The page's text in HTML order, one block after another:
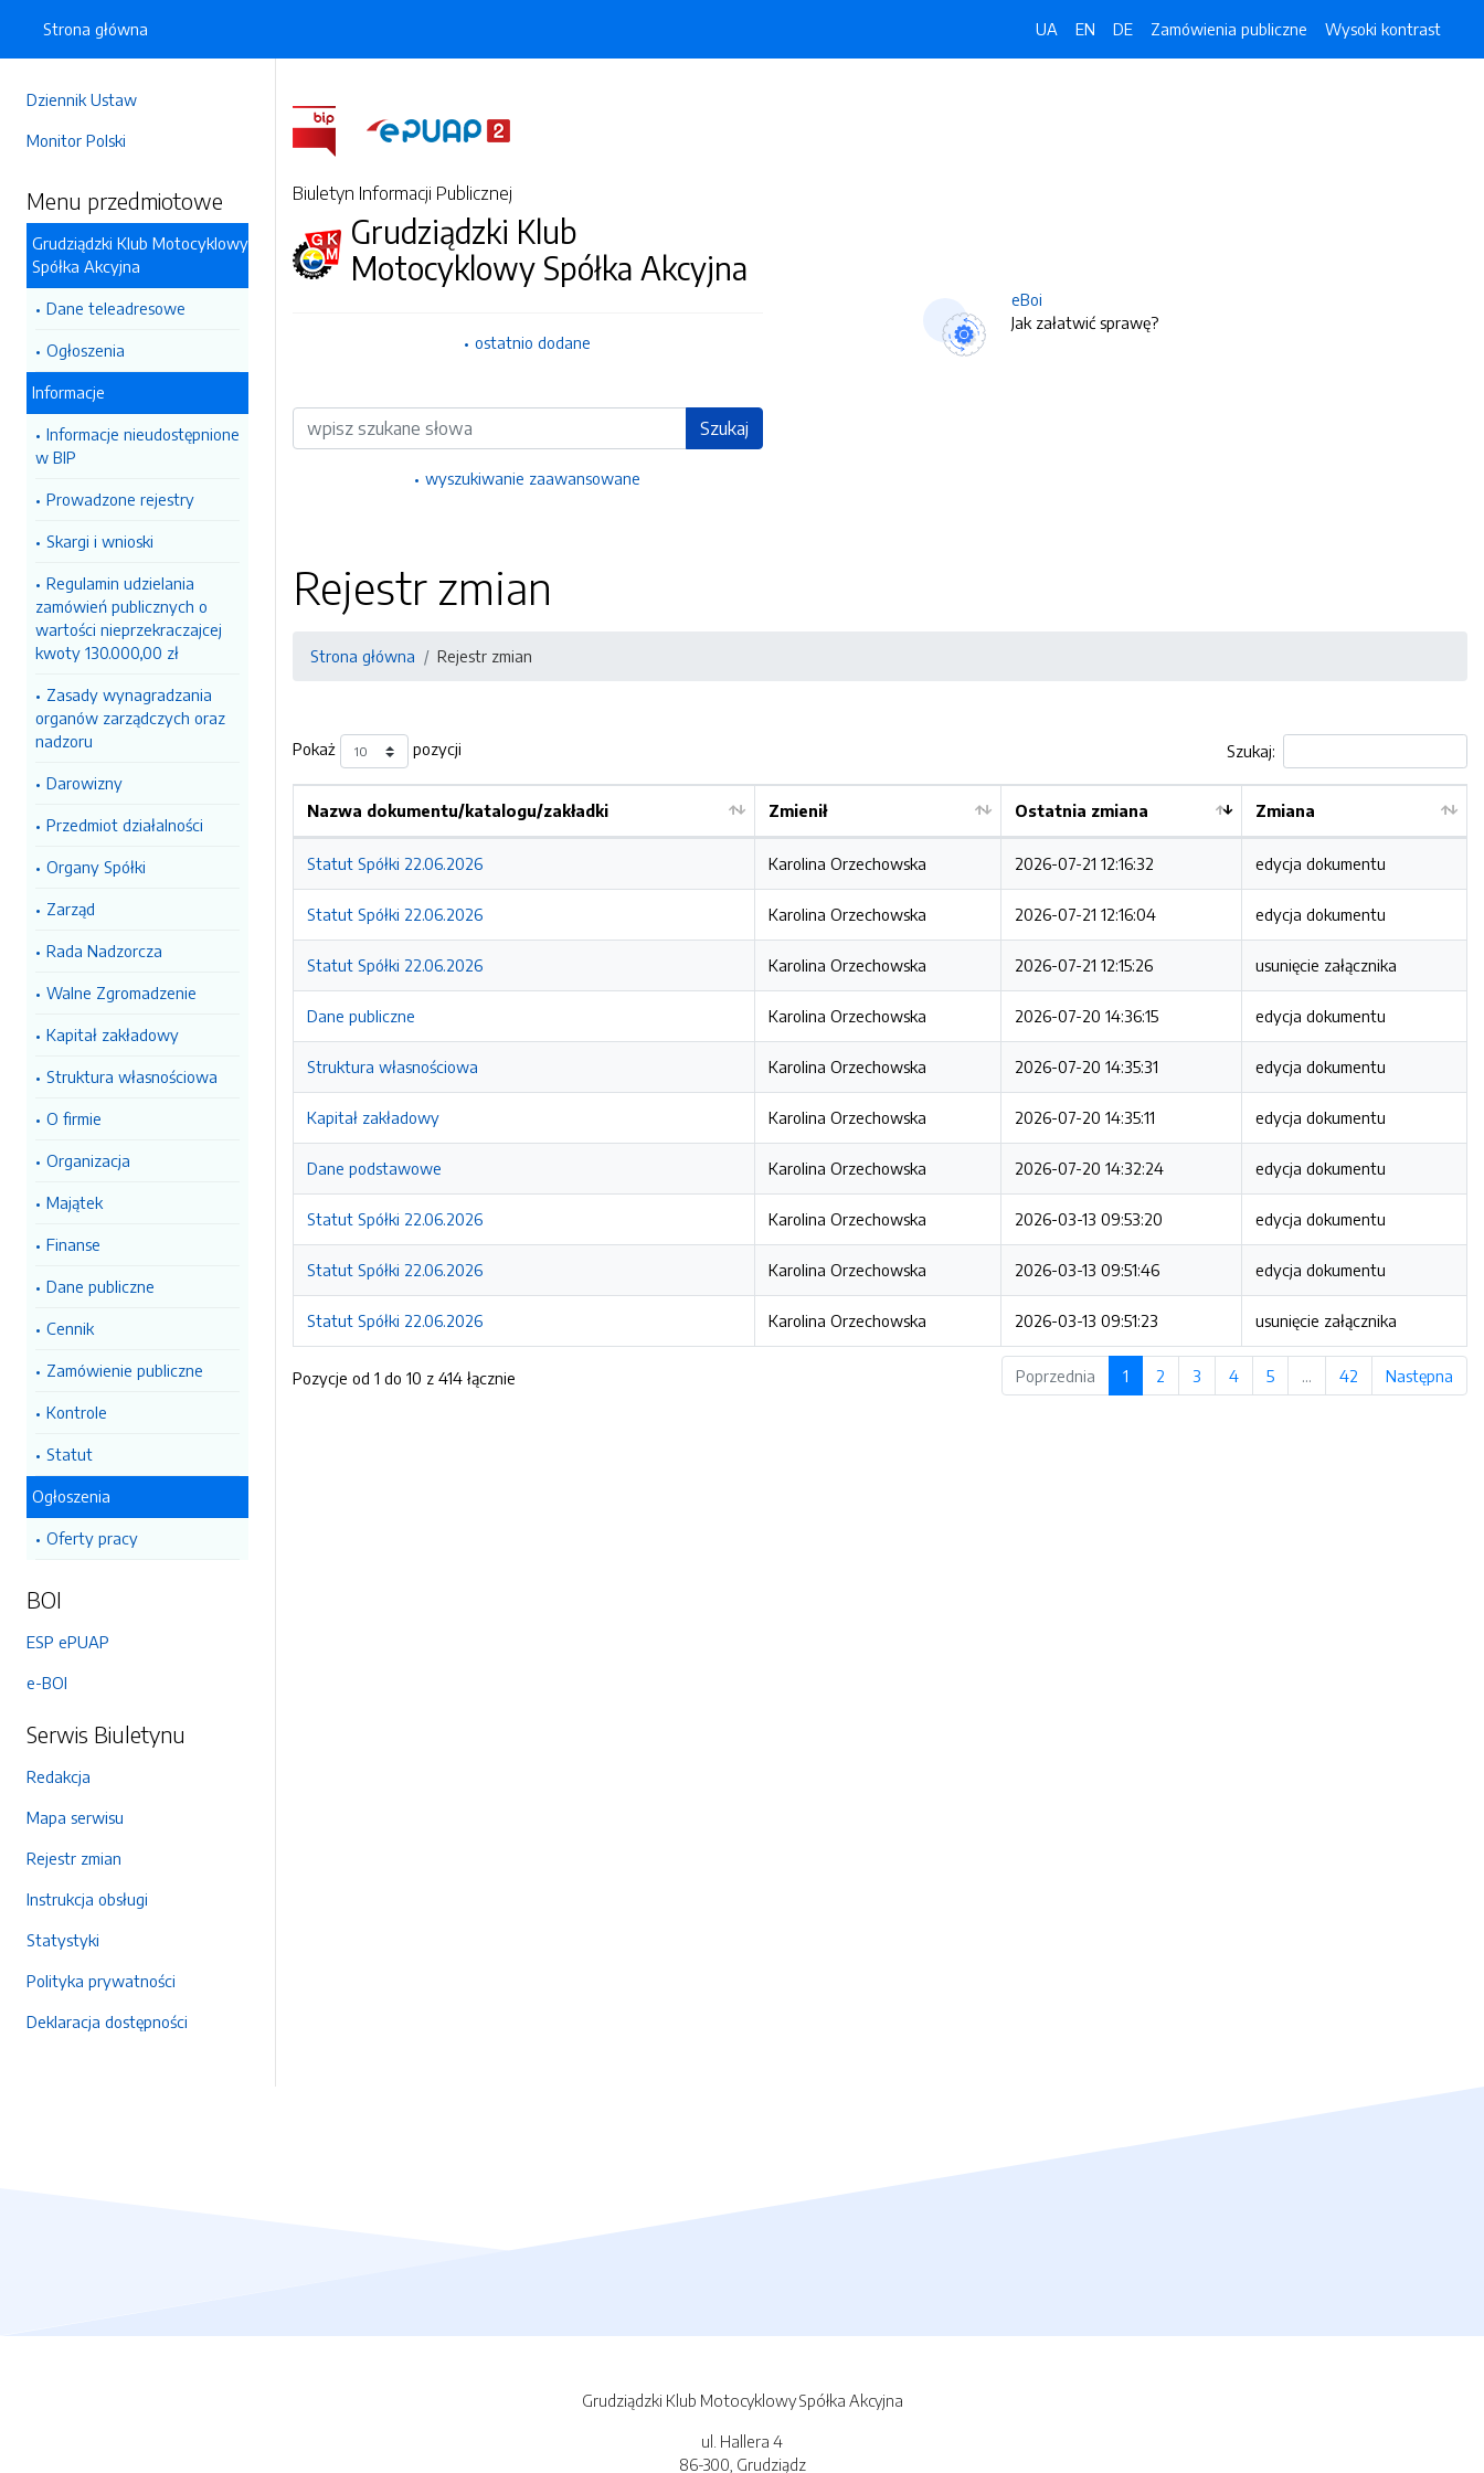
Dziennik Ustaw
Monitor Polski
Menu przedmiotowe
Grudziądzki Klub Motocyklowy
Spółka Akcyjna
Dane teleadresowe
Ogłoszenia
Informacje
Informacje nieudostępnione
w BIP
Prowadzone rejestry
Skargi i wnioski
Regulamin udzielania
zamówień publicznych o
wartości nieprzekraczajcej
kwoty 130.000,00 zł
Zasady wynagradzania
organów zarządczych oraz
nadzoru
Darowizny
Przedmiot działalności
Organy Spółki
Zarząd
Rada Nadzorcza
Walne Zgromadzenie
Kapitał zakładowy
Struktura własnościowa
O firmie
Organizacja
Majątek
Finanse
Dane publiczne
Cennik
Zamówienie publiczne
Kontrole
Statut
Ogłoszenia
Oferty pracy
BOI
ESP ePUAP
e-BOI
Serwis Biuletynu
Redakcja
Mapa serwisu
Rejestr zmian
Instrukcja obsługi
Statystyki
Polityka prywatności
Deklaracja dostępności
Strona główna UA EN DE Zamówienia publiczne Wysoki kontrast
Biuletyn Informacji Publicznej
Grudziądzki Klub
Motocyklowy Spółka Akcyjna
ostatnio dodane
Wyszukiwarka Szukaj
wyszukiwanie zaawansowane
eBoi
Jak załatwić sprawę?
Rejestr zmian
Strona główna Rejestr zmian
Pokaż pozycji Szukaj:
Nazwa dokumentu/katalogu/zakładki Zmienił Ostatnia zmiana Zmiana
Statut Spółki 22.06.2026 Karolina Orzechowska 2026-07-21 12:16:32 edycja dokumentu
Statut Spółki 22.06.2026 Karolina Orzechowska 2026-07-21 12:16:04 edycja dokumentu
Statut Spółki 22.06.2026 Karolina Orzechowska 2026-07-21 12:15:26 usunięcie załącznika
Dane publiczne Karolina Orzechowska 2026-07-20 14:36:15 edycja dokumentu
Struktura własnościowa Karolina Orzechowska 2026-07-20 14:35:31 edycja dokumentu
Kapitał zakładowy Karolina Orzechowska 2026-07-20 14:35:11 edycja dokumentu
Dane podstawowe Karolina Orzechowska 2026-07-20 14:32:24 edycja dokumentu
Statut Spółki 22.06.2026 Karolina Orzechowska 2026-03-13 09:53:20 edycja dokumentu
Statut Spółki 22.06.2026 Karolina Orzechowska 2026-03-13 09:51:46 edycja dokumentu
Statut Spółki 22.06.2026 Karolina Orzechowska 2026-03-13 09:51:23 usunięcie załącznika
Pozycje od 1 do 10 z 414 łącznie Poprzednia 1 2 3 4 5 … 42 Następna
Grudziądzki Klub Motocyklowy Spółka Akcyjna
ul. Hallera 4
86-300, Grudziądz